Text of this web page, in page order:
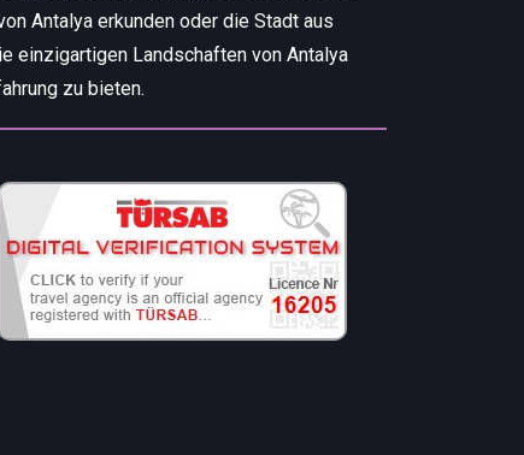
Antalya erkunden oder die Stadt aus
einzigartigen Landschaften von Antalya
zu bieten.